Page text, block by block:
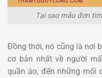
Tại sao mẫu đơn
Đồng thời, nó cũng là nơi
cơ bản nhất về người
quần áo, đến những mối